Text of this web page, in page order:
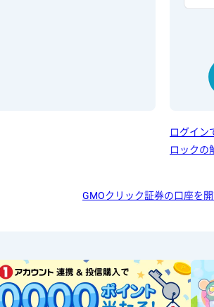
ログイン
ロックの
GMOクリック証券の口座を